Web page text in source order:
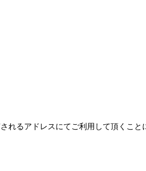
れるアドレスにてご利用して頂くこと